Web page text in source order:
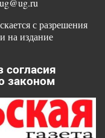
с разрешения
на издание
согласия
законом